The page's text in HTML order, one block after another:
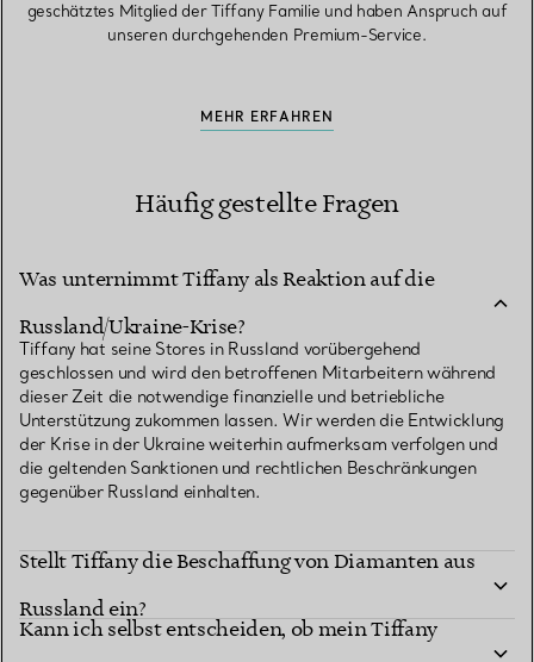
geschätztes Mitglied der Tiffany Familie und haben Anspruch auf
unseren durchgehenden Premium-Service.
MEHR ERFAHREN
Häufig gestellte Fragen
Was unternimmt Tiffany als Reaktion auf die
Russland/Ukraine-Krise?
Tiffany hat seine Stores in Russland vorübergehend
geschlossen und wird den betroffenen Mitarbeitern während
dieser Zeit die notwendige finanzielle und betriebliche
Unterstützung zukommen lassen. Wir werden die Entwicklung
der Krise in der Ukraine weiterhin aufmerksam verfolgen und
die geltenden Sanktionen und rechtlichen Beschränkungen
gegenüber Russland einhalten.
Stellt Tiffany die Beschaffung von Diamanten aus
Russland ein?
Tiffany & Co. hält sich voll und ganz an die Verfügung von
Kann ich selbst entscheiden, ob mein Tiffany